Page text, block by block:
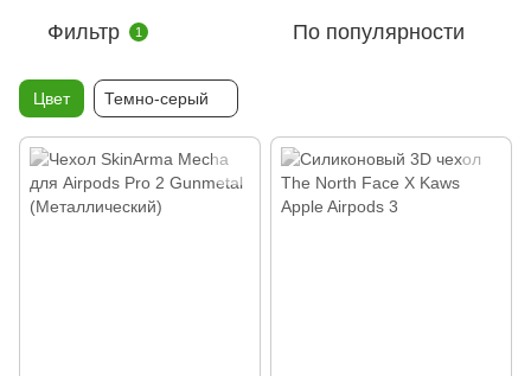
Фильтр 1 По популярности
Цвет Темно-серый